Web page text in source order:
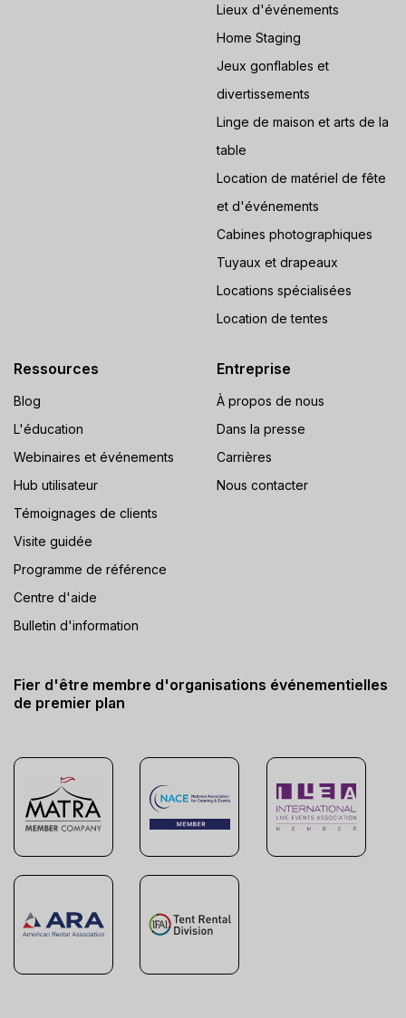
Lieux d'événements
Home Staging
Jeux gonflables et
divertissements
Linge de maison et arts de la
table
Location de matériel de fête
et d'événements
Cabines photographiques
Tuyaux et drapeaux
Locations spécialisées
Location de tentes
Ressources
Blog
L'éducation
Webinaires et événements
Hub utilisateur
Témoignages de clients
Visite guidée
Programme de référence
Centre d'aide
Bulletin d'information
Entreprise
À propos de nous
Dans la presse
Carrières
Nous contacter
Fier d'être membre d'organisations événementielles
de premier plan